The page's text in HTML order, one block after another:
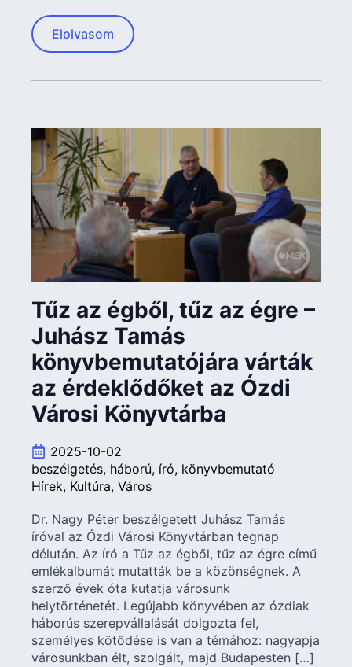
Elolvasom
Tűz az égből, tűz az égre –
Juhász Tamás
könyvbemutatójára várták
az érdeklődőket az Ózdi
Városi Könyvtárba
2025-10-02
beszélgetés háború író könyvbemutató
Hírek Kultúra Város
Dr. Nagy Péter beszélgetett Juhász Tamás
íróval az Ózdi Városi Könyvtárban tegnap
délután. Az író a Tűz az égből, tűz az égre című
emlékalbumát mutatták be a közönségnek. A
szerző évek óta kutatja városunk
helytörténetét. Legújabb könyvében az ózdiak
háborús szerepvállalását dolgozta fel,
személyes kötődése is van a témához: nagyapja
városunkban élt, szolgált, majd Budapesten […]